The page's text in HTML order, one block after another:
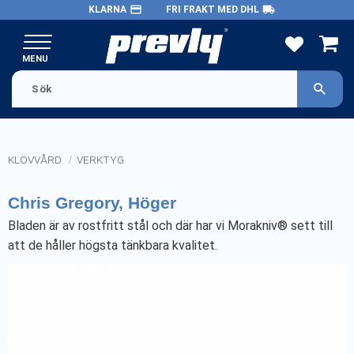
Meny
KLARNA payment FRI FRAKT MED DHL local_shipping
KLÖVVÅRD VERKTYG
Chris Gregory, Höger
Bladen är av rostfritt stål och där har vi Morakniv® sett till
att de håller högsta tänkbara kvalitet.